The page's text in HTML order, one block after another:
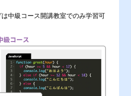
中級コース開講教室でのみ学習可